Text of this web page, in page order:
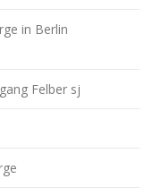
in Berlin
Felber sj